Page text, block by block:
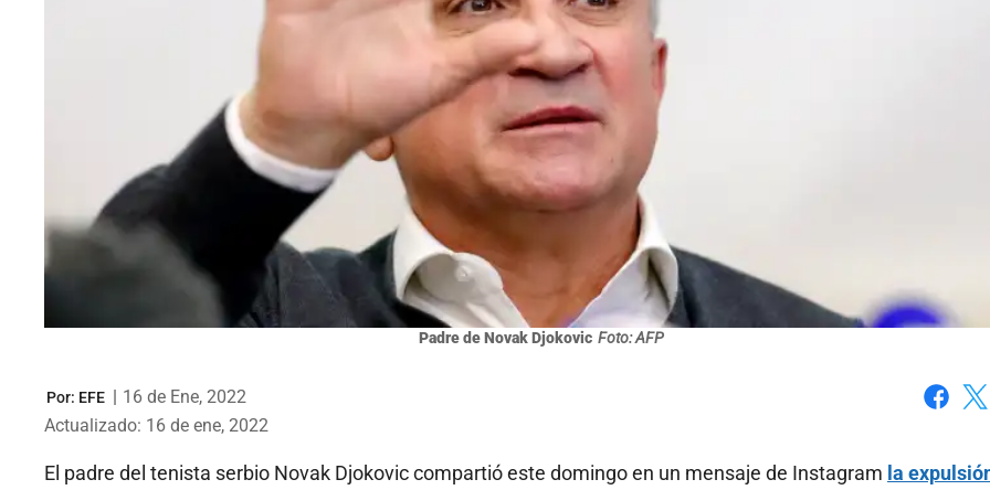
Padre de Novak Djokovic Foto: AFP
Por: EFE | 16 de Ene, 2022
Actualizado: 16 de ene, 2022
El padre del tenista serbio Novak Djokovic compartió este domingo en un mensaje de Instagram la